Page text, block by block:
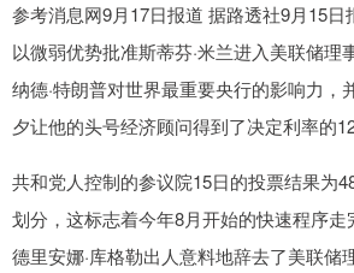
参考消息网9月17日报道 据路透社9月15日
以微弱优势批准斯蒂芬·米兰进入美联储理
纳德·特朗普对世界最重要央行的影响力，
夕让他的头号经济顾问得到了决定利率的12
共和党人控制的参议院15日的投票结果为
划分，这标志着今年8月开始的快速程序
德里安娜·库格勒出人意料地辞去了美联储